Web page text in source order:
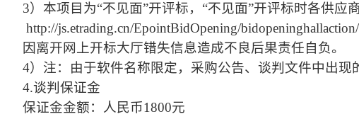
3）本项目为“不见面”开评标，“不见面”开评标时各供
http://js.etrading.cn/EpointBidOpening/
因离开网上开标大厅错失信息造成不良后果责任自负。
4）注：由于软件名称限定，采购公告、谈判文件中出现
4.谈判保证金
保证金金额：人民币1800元